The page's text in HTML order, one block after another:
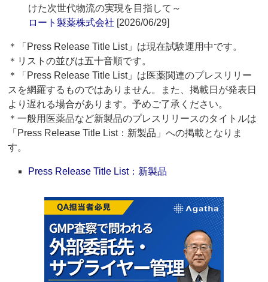
けた次世代物流の実現を目指して～
ロート製薬株式会社 [2026/06/29]
＊「Press Release Title List」は現在試験運用中です。
＊リストの並びは五十音順です。
＊「Press Release Title List」は医薬関連のプレスリリー
スを網羅するものではありません。また、掲載日が発表日
より遅れる場合があります。予めご了承ください。
＊一般用医薬品など新製品のプレスリリースのタイトルは
「Press Release Title List：新製品」への掲載となりま
す。
Press Release Title List：新製品